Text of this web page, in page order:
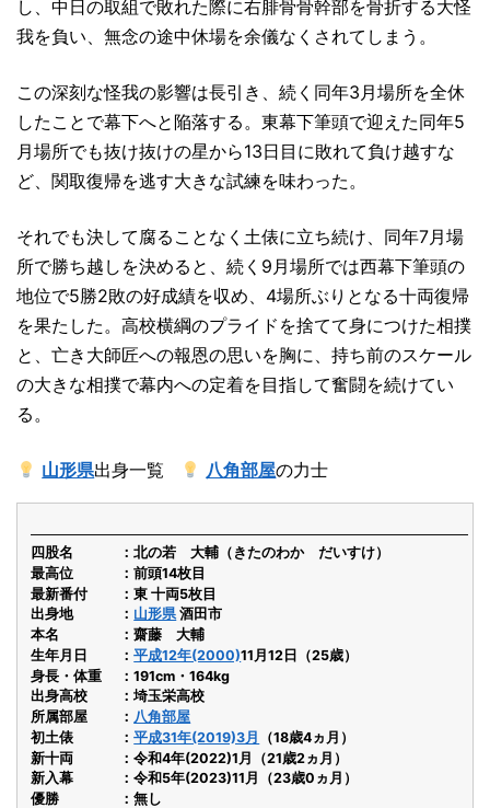
し、中日の取組で敗れた際に右腓骨骨幹部を骨折する大怪
我を負い、無念の途中休場を余儀なくされてしまう。
この深刻な怪我の影響は長引き、続く同年3月場所を全休
したことで幕下へと陥落する。東幕下筆頭で迎えた同年5
月場所でも抜け抜けの星から13日目に敗れて負け越すな
ど、関取復帰を逃す大きな試練を味わった。
それでも決して腐ることなく土俵に立ち続け、同年7月場
所で勝ち越しを決めると、続く9月場所では西幕下筆頭の
地位で5勝2敗の好成績を収め、4場所ぶりとなる十両復帰
を果たした。高校横綱のプライドを捨てて身につけた相撲
と、亡き大師匠への報恩の思いを胸に、持ち前のスケール
の大きな相撲で幕内への定着を目指して奮闘を続けてい
る。
山形県出身一覧 八角部屋の力士
四股名
北の若 大輔（きたのわか だいすけ）
最高位
前頭14枚目
最新番付
東 十両5枚目
出身地
山形県酒田市
本名
齋藤 大輔
生年月日
平成12年(2000)11月12日（25歳）
身長・体重
191cm・164kg
出身高校
埼玉栄高校
所属部屋
八角部屋
初土俵
平成31年(2019)3月
（18歳4ヵ月）
新十両
令和4年(2022)1月（21歳2ヵ月）
新入幕
令和5年(2023)11月（23歳0ヵ月）
優勝
無し